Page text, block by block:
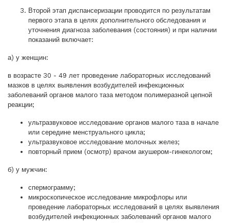
Второй этап диспансеризации проводится по результатам
первого этапа в целях дополнительного обследования и
уточнения диагноза заболевания (состояния) и при наличии
показаний включает:
а) у женщин:
в возрасте 30 - 49 лет проведение лабораторных исследований
мазков в целях выявления возбудителей инфекционных
заболеваний органов малого таза методом полимеразной цепной
реакции;
ультразвуковое исследование органов малого таза в начале
или середине менструального цикла;
ультразвуковое исследование молочных желез;
повторный прием (осмотр) врачом акушером-гинекологом;
б) у мужчин:
спермограмму;
микроскопическое исследование микрофлоры или
проведение лабораторных исследований в целях выявления
возбудителей инфекционных заболеваний органов малого